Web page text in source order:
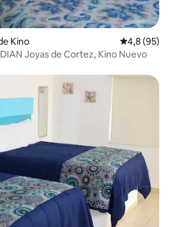
Kino 4,8 de uma
4,8 (95)
Joyas de Cortez, Kino Nuevo